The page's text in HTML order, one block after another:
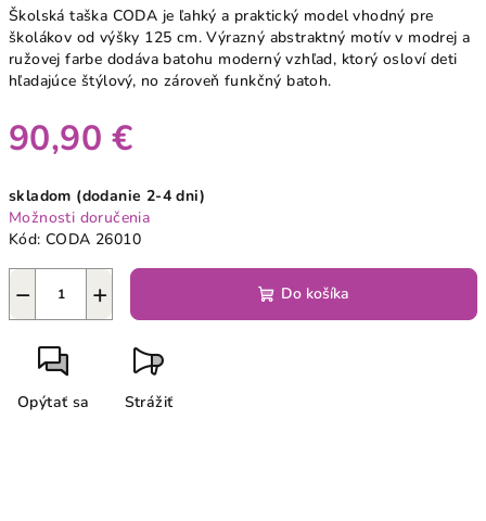
Školská taška CODA je ľahký a praktický model vhodný pre
školákov od výšky 125 cm. Výrazný abstraktný motív v modrej a
ružovej farbe dodáva batohu moderný vzhľad, ktorý osloví deti
hľadajúce štýlový, no zároveň funkčný batoh.
90,90 €
cena:
skladom (dodanie 2-4 dni)
Možnosti doručenia
Kód: CODA 26010
+
− Do košíka
Opýtať sa Strážiť